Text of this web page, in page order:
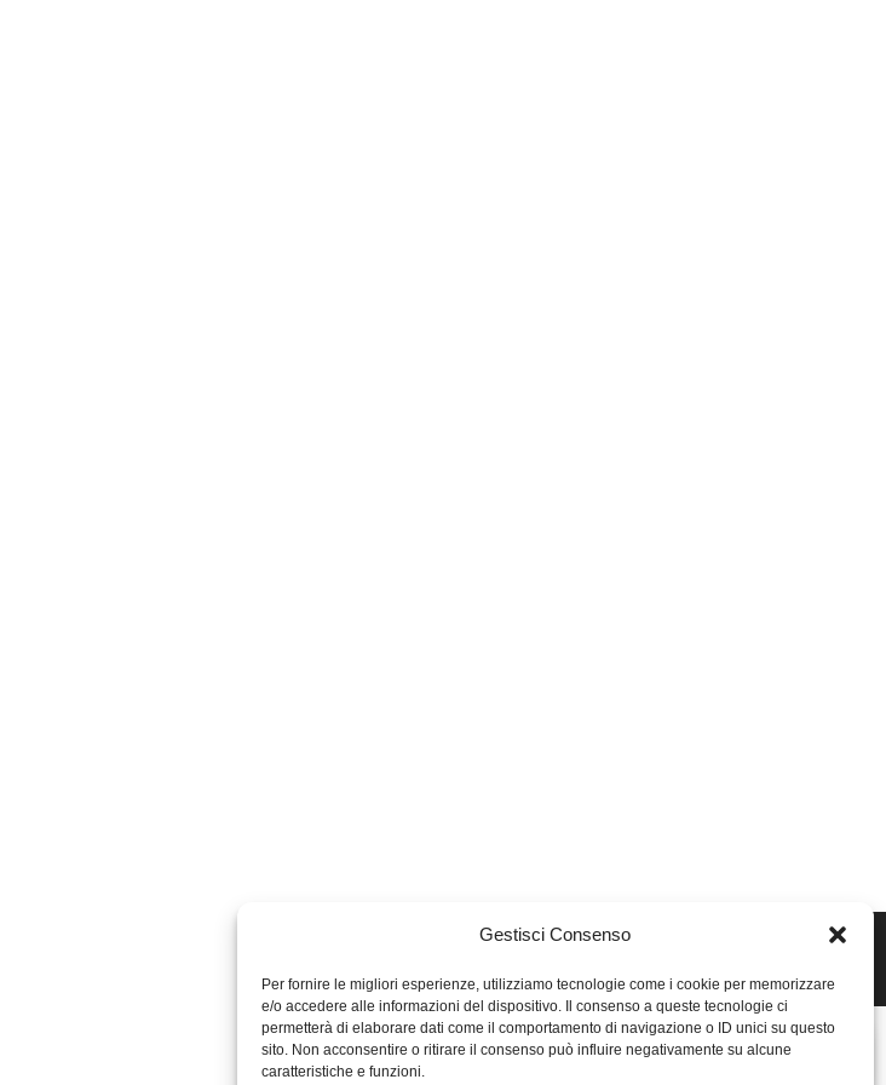
Gestisci Consenso
Per fornire le migliori esperienze, utilizziamo tecnologie come i cookie per memorizzare
e/o accedere alle informazioni del dispositivo. Il consenso a queste tecnologie ci
permetterà di elaborare dati come il comportamento di navigazione o ID unici su questo
sito. Non acconsentire o ritirare il consenso può influire negativamente su alcune
caratteristiche e funzioni.